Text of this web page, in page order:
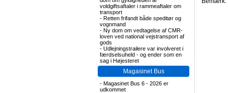
voldgiftsaftaler i rammeaftaler om
transport
- Retten frifandt både speditør og
vognmand
- Ny dom om vedtagelse af CMR-
loven ved national vejstransport af
gods
- Udlejningstrailere var involveret i
færdselsuheld - og ender som en
sag i Højesteret
Magasinet Bus
- Magasinet Bus 6 - 2026 er
udkommet